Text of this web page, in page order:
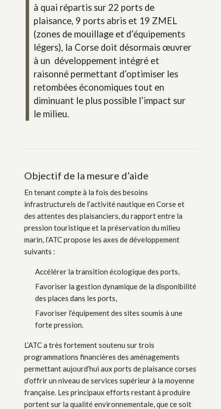
à quai répartis sur 22 ports de
plaisance, 9 ports abris et 19 ZMEL
(zones de mouillage et d’équipements
légers), la Corse doit désormais œuvrer
à un développement intégré et
raisonné permettant d’optimiser les
retombées économiques tout en
diminuant le plus possible l’impact sur
le milieu.
Objectif de la mesure d’aide
En tenant compte à la fois des besoins
infrastructurels de l’activité nautique en Corse et
des attentes des plaisanciers, du rapport entre la
pression touristique et la préservation du milieu
marin, l’ATC propose les axes de développement
suivants :
Accélérer la transition écologique des ports,
Favoriser la gestion dynamique de la disponibilité
des places dans les ports,
Favoriser l’équipement des sites soumis à une
forte pression.
L’ATC a très fortement soutenu sur trois
programmations financières des aménagements
permettant aujourd’hui aux ports de plaisance corses
d’offrir un niveau de services supérieur à la moyenne
française. Les principaux efforts restant à produire
portent sur la qualité environnementale, que ce soit